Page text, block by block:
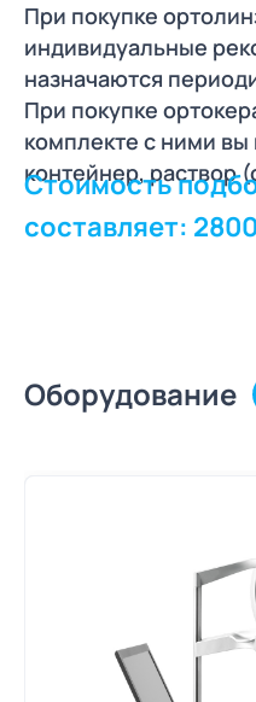
При покупке
индивидуальные
назначаются
При покупке
комплекте с ними
контейнер, раствор
Стоимость
составляет:
Оборудование